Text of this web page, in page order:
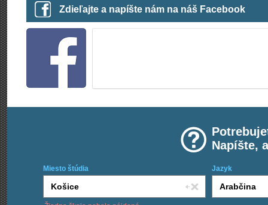
Zdieľajte a napíšte nám na náš Facebook
Napíšte,
Miesto štúdia Jazyk